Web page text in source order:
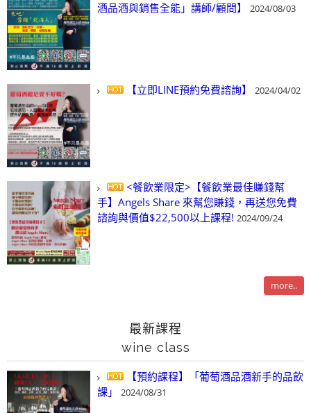
酒品酒與銷售全能」講師/顧問】
2024/08/03
【立即LINE預約免費諮詢】 2024/04/02
<餐飲業限定>【餐飲業最佳賺錢幫
手】Angels Share 來幫您賺錢，再送您免費
諮詢與價值$22,500以上課程! 2024/09/24
more..
最新課程
wine class
【預約課程】「葡萄酒品酒新手的品飲
課」
2024/08/31